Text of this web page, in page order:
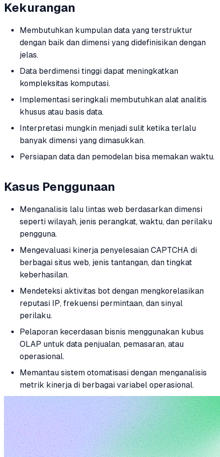
Kekurangan
Membutuhkan kumpulan data yang terstruktur
dengan baik dan dimensi yang didefinisikan dengan
jelas.
Data berdimensi tinggi dapat meningkatkan
kompleksitas komputasi.
Implementasi seringkali membutuhkan alat analitis
khusus atau basis data.
Interpretasi mungkin menjadi sulit ketika terlalu
banyak dimensi yang dimasukkan.
Persiapan data dan pemodelan bisa memakan waktu.
Kasus Penggunaan
Menganalisis lalu lintas web berdasarkan dimensi
seperti wilayah, jenis perangkat, waktu, dan perilaku
pengguna.
Mengevaluasi kinerja penyelesaian CAPTCHA di
berbagai situs web, jenis tantangan, dan tingkat
keberhasilan.
Mendeteksi aktivitas bot dengan mengkorelasikan
reputasi IP, frekuensi permintaan, dan sinyal
perilaku.
Pelaporan kecerdasan bisnis menggunakan kubus
OLAP untuk data penjualan, pemasaran, atau
operasional.
Memantau sistem otomatisasi dengan menganalisis
metrik kinerja di berbagai variabel operasional.